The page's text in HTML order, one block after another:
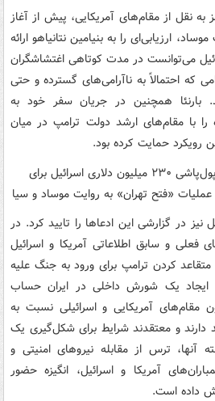
به نقل از مقام‌های آمریکایی، پیش از آغاز
ارزیابی‌ای را به بنیامین نتانیاهو ارائه
می‌توانست در مدت کوتاهی اغتشاشگران
که احتمالاً به ناآرامی‌های گسترده و حتی
بارنئا همچنین در جریان سفر خود به
را با مقام‌های ارشد دولت ترامپ در میان
رویکرد حمایت کرده بود.
در گزارشی این ادعاها را تایید کرد. در
فعلی و سابق اطلاعاتی آمریکا و اسرائیل
متقاعد کردن ترامپ برای ورود به جنگ علیه
ایجاد یک شورش داخلی در ایران حساب
مقام‌های آمریکایی و اسرائیلی نسبت به
دارند و معتقدند شرایط برای شکل‌گیری یک
ترس از مقابله نیروهای امنیتی و
آمریکا و اسرائیل، انگیزه حضور
داده است.